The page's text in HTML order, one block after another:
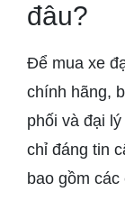
đâu?
Để mua xe
chính hãng,
phối và đại
chỉ đáng tin
bao gồm